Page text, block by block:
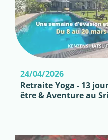
24/04/2026
Retraite Yoga - 13
être & Aventure au